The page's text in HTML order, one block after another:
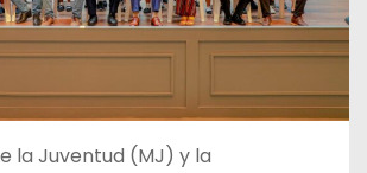
la Juventud (MJ) y la